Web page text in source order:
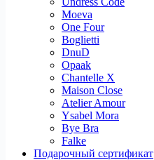
Moeva
One Four
Boglietti
DnuD
Opaak
Chantelle X
Maison Close
Atelier Amour
Ysabel Mora
Bye Bra
Falke
Подарочный сертификат